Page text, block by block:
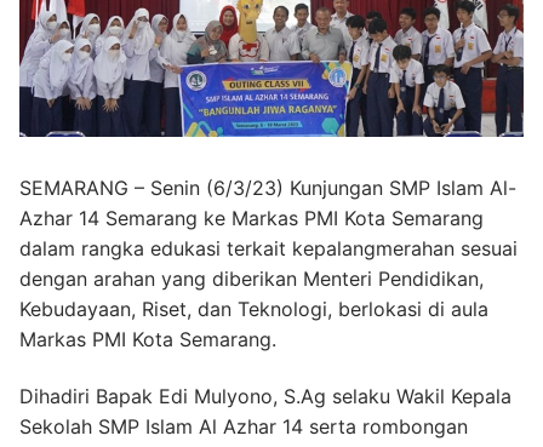
SEMARANG – Senin (6/3/23) Kunjungan SMP Islam Al-
Azhar 14 Semarang ke Markas PMI Kota Semarang
dalam rangka edukasi terkait kepalangmerahan sesuai
dengan arahan yang diberikan Menteri Pendidikan,
Kebudayaan, Riset, dan Teknologi, berlokasi di aula
Markas PMI Kota Semarang.
Dihadiri Bapak Edi Mulyono, S.Ag selaku Wakil Kepala
Sekolah SMP Islam Al Azhar 14 serta rombongan